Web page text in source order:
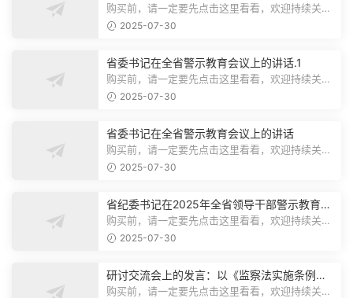
购买前，请一定要先点击这里看看，欢迎持续关
注，精彩模板每天推送预览结束，本文...
2025-07-30
省委书记在全省警示教育会议上的讲话.1
购买前，请一定要先点击这里看看，欢迎持续关
注，精彩模板每天推送预览结束，本文...
2025-07-30
省委书记在全省警示教育会议上的讲话
购买前，请一定要先点击这里看看，欢迎持续关
注，精彩模板每天推送预览结束，本文...
2025-07-30
省纪委书记在2025年全省领导干部警示教育会
上的讲话.1
购买前，请一定要先点击这里看看，欢迎持续关
注，精彩模板每天推送预览结束，本文...
2025-07-30
研讨交流会上的发言：以《监察法实施条例》
为纲,推动巡察工作高质量发展
购买前，请一定要先点击这里看看，欢迎持续关